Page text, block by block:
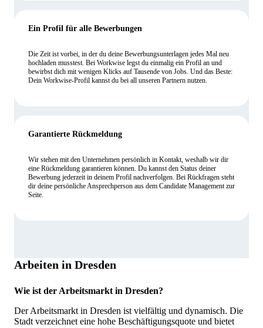
Ein Profil für alle Bewerbungen
Die Zeit ist vorbei, in der du deine Bewerbungsunterlagen jedes Mal neu
hochladen musstest. Bei Workwise legst du einmalig ein Profil an und
bewirbst dich mit wenigen Klicks auf Tausende von Jobs. Und das Beste:
Dein Workwise-Profil kannst du bei all unseren Partnern nutzen.
Garantierte Rückmeldung
Wir stehen mit den Unternehmen persönlich in Kontakt, weshalb wir dir
eine Rückmeldung garantieren können. Du kannst den Status deiner
Bewerbung jederzeit in deinem Profil nachverfolgen. Bei Rückfragen steht
dir deine persönliche Ansprechperson aus dem Candidate Management zur
Seite.
Arbeiten in Dresden
Wie ist der Arbeitsmarkt in Dresden?
Der Arbeitsmarkt in Dresden ist vielfältig und dynamisch. Die
Stadt verzeichnet eine hohe Beschäftigungsquote und bietet